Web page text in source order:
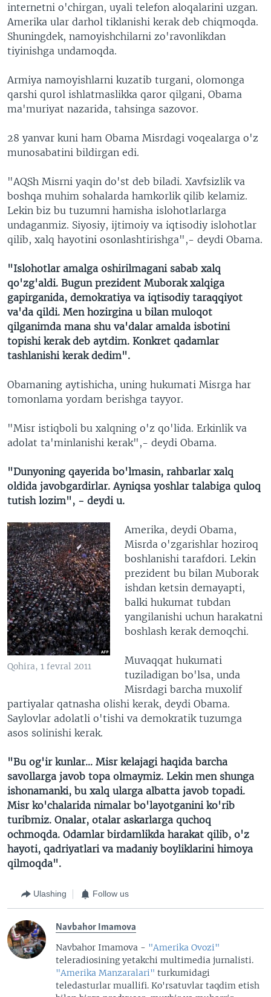
internetni o'chirgan, uyali telefon aloqalarini uzgan.
Amerika ular darhol tiklanishi kerak deb chiqmoqda.
Shuningdek, namoyishchilarni zo'ravonlikdan
tiyinishga undamoqda.
Armiya namoyishlarni kuzatib turgani, olomonga
qarshi qurol ishlatmaslikka qaror qilgani, Obama
ma'muriyat nazarida, tahsinga sazovor.
28 yanvar kuni ham Obama Misrdagi voqealarga o'z
munosabatini bildirgan edi.
"AQSh Misrni yaqin do'st deb biladi. Xavfsizlik va
boshqa muhim sohalarda hamkorlik qilib kelamiz.
Lekin biz bu tuzumni hamisha islohotlarlarga
undaganmiz. Siyosiy, ijtimoiy va iqtisodiy islohotlar
qilib, xalq hayotini osonlashtirishga",- deydi Obama.
"Islohotlar amalga oshirilmagani sabab xalq
qo'zg'aldi. Bugun prezident Muborak xalqiga
gapirganida, demokratiya va iqtisodiy taraqqiyot
va'da qildi. Men hozirgina u bilan muloqot
qilganimda mana shu va'dalar amalda isbotini
topishi kerak deb aytdim. Konkret qadamlar
tashlanishi kerak dedim".
Obamaning aytishicha, uning hukumati Misrga har
tomonlama yordam berishga tayyor.
"Misr istiqboli bu xalqning o'z qo'lida. Erkinlik va
adolat ta'minlanishi kerak",- deydi Obama.
"Dunyoning qayerida bo'lmasin, rahbarlar xalq
oldida javobgardirlar. Ayniqsa yoshlar talabiga quloq
tutish lozim", - deydi u.
Qohira, 1 fevral 2011
Amerika, deydi Obama,
Misrda o'zgarishlar hoziroq
boshlanishi tarafdori. Lekin
prezident bu bilan Muborak
ishdan ketsin demayapti,
balki hukumat tubdan
yangilanishi uchun harakatni
boshlash kerak demoqchi.
Muvaqqat hukumati
tuziladigan bo'lsa, unda
Misrdagi barcha muxolif
partiyalar qatnasha olishi kerak, deydi Obama.
Saylovlar adolatli o'tishi va demokratik tuzumga
asos solinishi kerak.
"Bu og'ir kunlar... Misr kelajagi haqida barcha
savollarga javob topa olmaymiz. Lekin men shunga
ishonamanki, bu xalq ularga albatta javob topadi.
Misr ko'chalarida nimalar bo'layotganini ko'rib
turibmiz. Onalar, otalar askarlarga quchoq
ochmoqda. Odamlar birdamlikda harakat qilib, o'z
hayoti, qadriyatlari va madaniy boyliklarini himoya
qilmoqda".
Ulashing Follow us
Navbahor Imamova
Navbahor Imamova - "Amerika Ovozi"
teleradiosining yetakchi multimedia jurnalisti.
"Amerika Manzaralari" turkumidagi
teledasturlar muallifi. Ko'rsatuvlar taqdim etish